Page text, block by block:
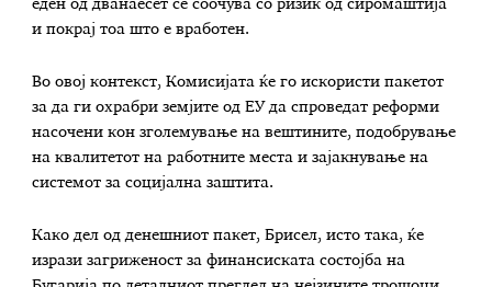
еден од дванаесет се соочува со ризик од сиромаштија
и покрај тоа што е вработен.
Во овој контекст, Комисијата ќе го искористи пакетот
за да ги охрабри земјите од ЕУ да спроведат реформи
насочени кон зголемување на вештините, подобрување
на квалитетот на работните места и зајакнување на
системот за социјална заштита.
Како дел од денешниот пакет, Брисел, исто така, ќе
изрази загриженост за финансиската состојба на